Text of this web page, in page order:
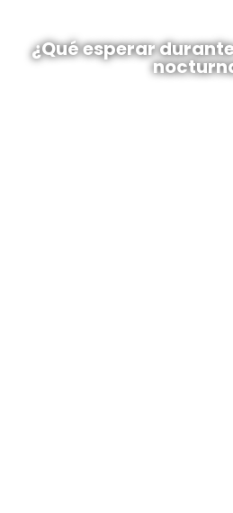
¿Qué esperar